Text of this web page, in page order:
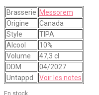
Brasserie Messorem
Origine
Canada
Style
TIPA
Alcool
10%
Volume
47,3 cl
DDM
04/2027
Untappd
Voir les notes
En stock